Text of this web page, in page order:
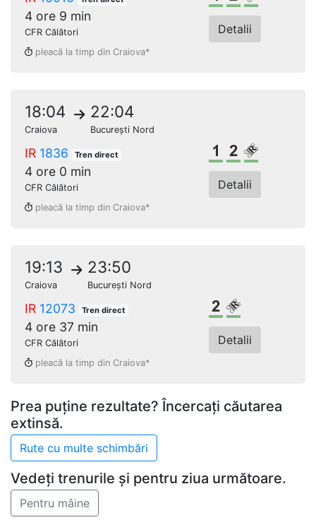
4 ore 9 min
CFR Călători Detalii
pleacă la timp din Craiova*
18:04
Craiova
22:04
București Nord
IR 1836 Tren direct
4 ore 0 min
CFR Călători
Clasa 1Clasa a 2-a
Loc
Detalii
pleacă la timp din Craiova*
19:13
Craiova
23:50
București Nord
IR 12073 Tren direct
4 ore 37 min
CFR Călători
Clasa a 2-a
Loc
Detalii
pleacă la timp din Craiova*
Prea puține rezultate? Încercați căutarea
extinsă.
Vedeți trenurile și pentru ziua următoare.